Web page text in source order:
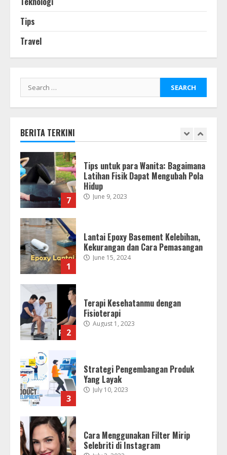
Tips
Travel
Search
for:
BERITA TERKINI
June 22, 2023
6
The Continuum Condo: Peluncuran
Terbaru yang Dinantikan di
7
Tips untuk para Wanita: Bagaimana
Latihan Fisik Dapat Mengubah Pola
Hidup
June 9, 2023
1
Lantai Epoxy Basement Kelebihan,
Kekurangan dan Cara Pemasangan
June 15, 2024
2
Terapi Kesehatanmu dengan
Fisioterapi
August 1, 2023
3
Strategi Pengembangan Produk
Yang Layak
July 10, 2023
Cara Menggunakan Filter Mirip
Selebriti di Instagram